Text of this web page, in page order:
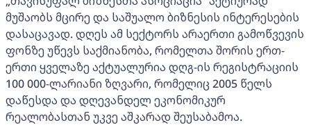
მუშაობს მცირე და საშუალო ბიზნესის ინტერესების
დასაცავად. დღეს ამ სექტორს არაერთი გამოწვევის
ფონზე უწევს საქმიანობა, რომელთა შორის ერთ-
ერთი ყველაზე აქტუალურია დღგ-ის რეგისტრაციის
100 000-ლარიანი ზღვარი, რომელიც 2005 წელს
დაწესდა და დღევანდელ ეკონომიკურ
რეალობასთან უკვე აშკარად შეუსაბამოა.